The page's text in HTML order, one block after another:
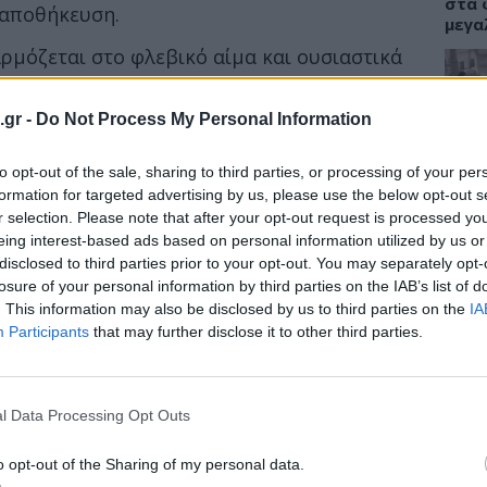
- Do Not Process My Personal Information
opt-out of the sale, sharing to third parties, or processing of your
for targeted advertising by us, please use the below opt-out
selection. Please note that after your opt-out request is processed
interest-based ads based on personal information utilized by us
to third parties prior to your opt-out. You may separately
of your personal information by third parties on the IAB’s list of
This information may also be disclosed by us to third parties on the
Participants that may further disclose it to other third parties.
Data Processing Opt Outs
opt-out of the Sharing of my personal data.
στο φλεβικό αίμα και ουσιαστικά
Το άτομο αρκεί απλά να δώσει ένα δείγμα
ανάλυση.
φερριτίνης;
ελαφρώς μεταξύ εργαστηρίων, αλλά
φερριτίνης στο αίμα είναι 12-300
αίματος (ng/mL) για τους άνδρες και 12
δεν